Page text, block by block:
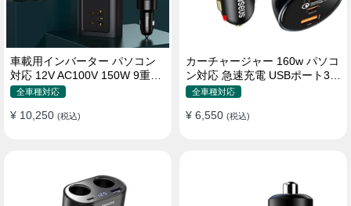
車載用インバーター パソコン
対応 12V AC100V 150W 9重保
護 ディスプレイ付き 静音タイ
全車種対応
¥ 10,250 (税込)
カーチャージャー 160w パソコ
ン対応 急速充電 USBポート3つ
Type-C シガーソケット
全車種対応
¥ 6,550 (税込)